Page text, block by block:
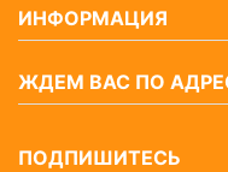
ИНФОРМАЦИЯ
ЖДЕМ ВАС ПО
ПОДПИШИТЕСЬ